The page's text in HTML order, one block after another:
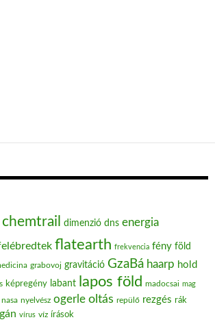
chemtrail dimenzió dns energia
flatearth frekvencia fény föld
grabovoj gravitáció GzaBá haarp hold
képregény labant lapos föld madocsai mag
nasa nyelvész ogerle oltás repülő rezgés rák
vírus víz írások